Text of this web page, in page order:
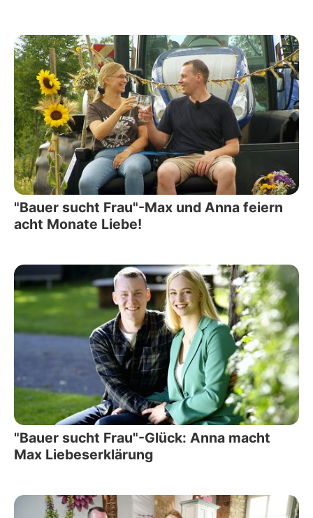
"Bauer sucht Frau"-Max und Anna feiern
acht Monate Liebe!
"Bauer sucht Frau"-Glück: Anna macht
Max Liebeserklärung